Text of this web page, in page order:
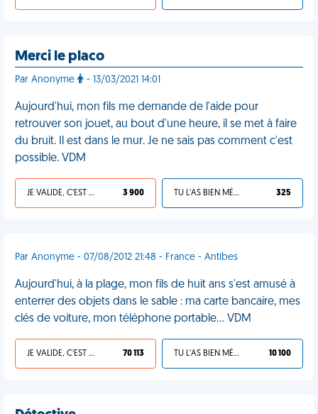
Merci le placo
Par Anonyme - 13/03/2021 14:01
Aujourd'hui, mon fils me demande de l'aide pour
retrouver son jouet, au bout d'une heure, il se met à faire
du bruit. Il est dans le mur. Je ne sais pas comment c'est
possible. VDM
JE VALIDE, C'EST UNE VDM 3 900 TU L'AS BIEN MÉRITÉ 325
Par Anonyme - 07/08/2012 21:48 - France - Antibes
Aujourd'hui, à la plage, mon fils de huit ans s'est amusé à
enterrer des objets dans le sable : ma carte bancaire, mes
clés de voiture, mon téléphone portable... VDM
JE VALIDE, C'EST UNE VDM 70 113 TU L'AS BIEN MÉRITÉ 10 100